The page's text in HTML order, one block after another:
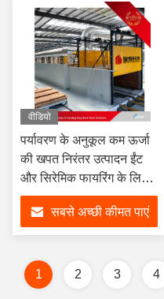
वीडियो
पर्यावरण के अनुकूल कम ऊर्जा
की खपत निरंतर उत्पादन ईंट
और सिरेमिक फायरिंग के लिए
औद्योगिक सुरंग भट्ठी
सबसे अच्छी कीमत पाएं
1 2 3 4